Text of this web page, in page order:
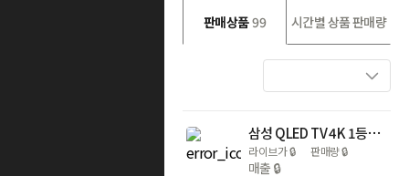
판매상품 99 시간별 상품 판매량
삼성 QLED TV 4K 1등급 163cm(65인치) KQ65QF7DAFXKR
라이브가🔒 판매량🔒
매출 🔒